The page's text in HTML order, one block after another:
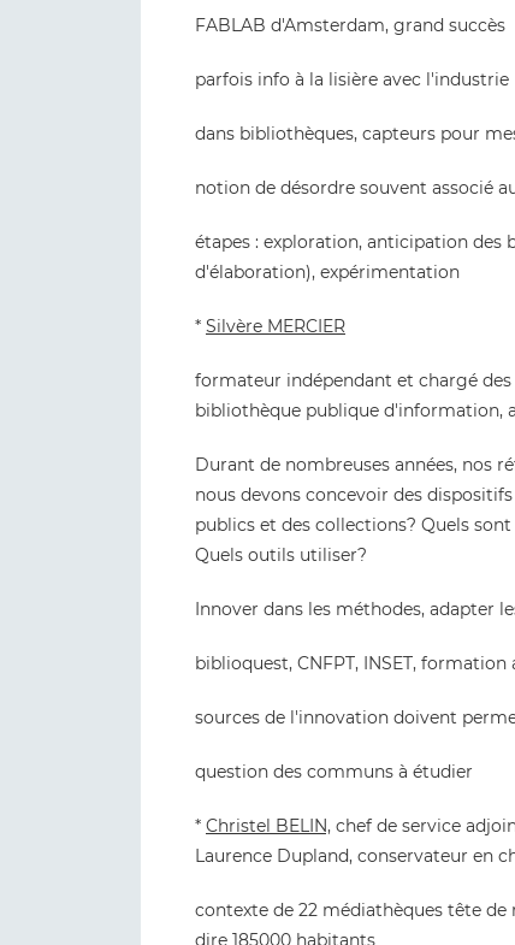
FABLAB d'Amsterdam, grand succès
parfois info à la lisière avec l'industrie
dans bibliothèques, capteurs pour
notion de désordre souvent associé
étapes : exploration, anticipation des
d'élaboration), expérimentation
* Silvère MERCIER
formateur indépendant et chargé
bibliothèque publique d'information,
Durant de nombreuses années, nos
nous devons concevoir des
publics et des collections? Quels
Quels outils utiliser?
Innover dans les méthodes, adapter
biblioquest, CNFPT, INSET,
sources de l'innovation doivent
question des communs à étudier
* Christel BELIN, chef de service
Laurence Dupland, conservateur en
contexte de 22 médiathèques tête
dire 185000 habitants